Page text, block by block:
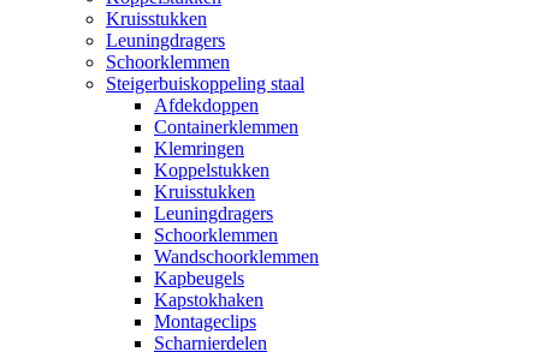
Kruisstukken
Leuningdragers
Schoorklemmen
Steigerbuiskoppeling staal
Afdekdoppen
Containerklemmen
Klemringen
Koppelstukken
Kruisstukken
Leuningdragers
Schoorklemmen
Wandschoorklemmen
Kapbeugels
Kapstokhaken
Montageclips
Scharnierdelen